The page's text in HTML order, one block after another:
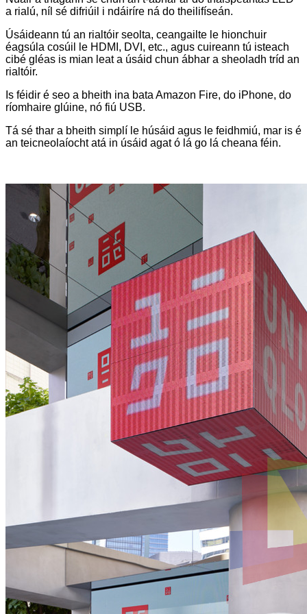
a rialú, níl sé difriúil i ndáiríre ná do theilifíseán.
Úsáideann tú an rialtóir seolta, ceangailte le hionchuir
éagsúla cosúil le HDMI, DVI, etc., agus cuireann tú isteach
cibé gléas is mian leat a úsáid chun ábhar a sheoladh tríd an
rialtóir.
Is féidir é seo a bheith ina bata Amazon Fire, do iPhone, do
ríomhaire glúine, nó fiú USB.
Tá sé thar a bheith simplí le húsáid agus le feidhmiú, mar is é
an teicneolaíocht atá in úsáid agat ó lá go lá cheana féin.